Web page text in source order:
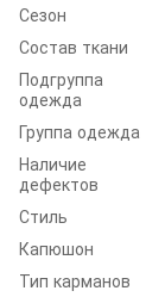
Сезон
Состав ткани
Подгруппа
одежда
Группа одежда
Наличие
дефектов
Стиль
Капюшон
Тип карманов